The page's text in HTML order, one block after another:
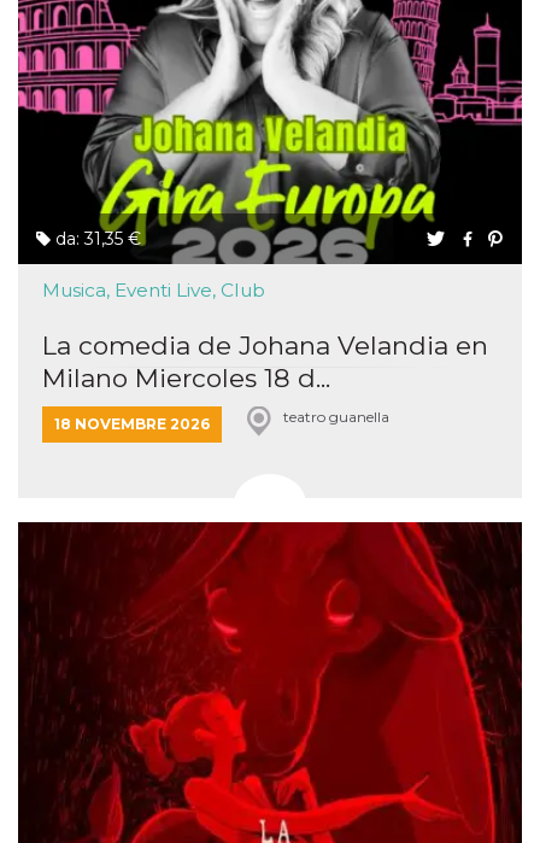
da: 31,35 €
Musica, Eventi Live, Club
La comedia de Johana Velandia en
Milano Miercoles 18 d...
18 NOVEMBRE 2026 teatro guanella